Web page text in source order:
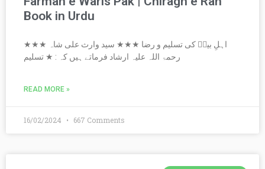
Book in Urdu
★★★ اہلِ بیتؑ کی تسلیم و رضا ★★★ سید وارث علی شاہ
رحمۃ اللہ علیہ ارشاد فرماتے ہیں کہ : ★ تسلیم
READ MORE »
16/02/2024 667 Comments